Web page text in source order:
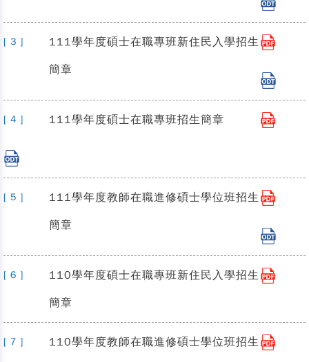
[ 3 ]
111學年度碩士在職專班新住民入學招生
簡章
[ 4 ] 111學年度碩士在職專班招生簡章
[ 5 ]
111學年度教師在職進修碩士學位班招生
簡章
[ 6 ]
110學年度碩士在職專班新住民入學招生
簡章
[ 7 ]
110學年度教師在職進修碩士學位班招生